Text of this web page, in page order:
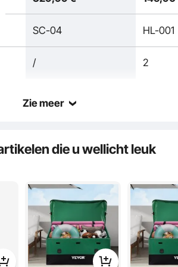
en snel toegankelijk zijn.
SC-04 HL-001
/ 2
Zie meer
die u wellicht leuk